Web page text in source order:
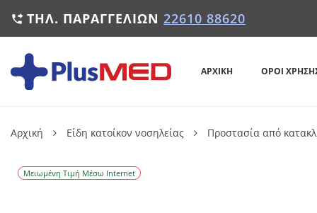
 ΤΗΛ. ΠΑΡΑΓΓΕΛΙΏΝ 22610 88620
ΑΡΧΙΚΉ ΌΡΟΙ
Αρχική Είδη κατοίκον νοσηλείας Προστασία από
Μειωμένη Τιμή Μέσω Internet